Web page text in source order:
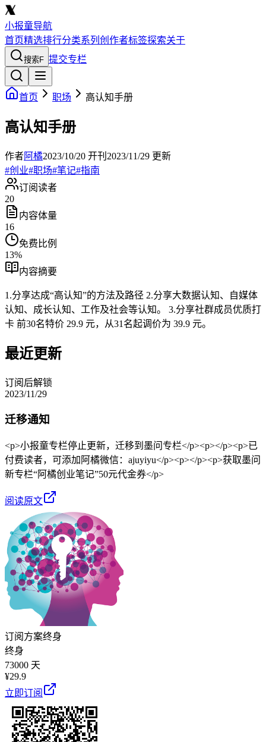
小报童导航
首页精选排行分类系列 创作者标签探索关于
搜索F 提交专栏
首页 职场 高认知手册
高认知手册
作者阿橘2023/10/20 开刊 2023/11/29 更新
#创业#职场#笔记#指南
订阅读者
20
内容体量
16
免费比例
13%
内容摘要
1.分享达成“高认知”的方法及路径 2.分享大数据认知、自媒体
认知、成长认知、工作及社会等认知。 3.分享社群成员优质打
卡 前30名特价 29.9 元，从31名起调价为 39.9 元。
最近更新
订阅后解锁
2023/11/29
迁移通知
<p>小报童专栏停止更新，迁移到墨问专栏</p><p></p><p>已
付费读者，可添加阿橘微信：ajuyiyu</p><p></p><p>获取墨问
新专栏“阿橘创业笔记”50元代金券</p>
阅读原文
订阅方案终身
终身
73000 天
¥29.9
立即订阅